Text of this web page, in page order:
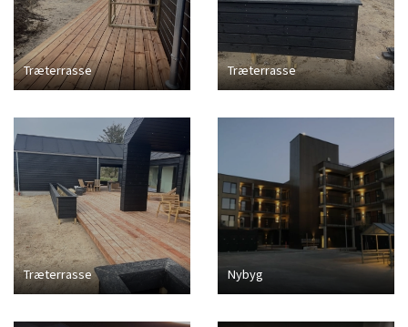
Træterrasse Træterrasse
Træterrasse Nybyg